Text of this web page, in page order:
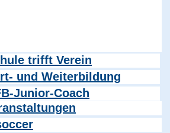
trifft Verein
und Weiterbildung
Junior-Coach